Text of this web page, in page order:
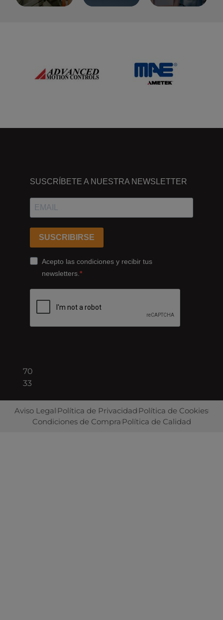
ESTAMOS
Passeig
Ferrocarrils
Catalans
178,
Cornellà
Barcelona
70
33
SUSCRÍBETE A NUESTRA NEWSLETTER
SUSCRIBIRSE
Acepto las condiciones y recibir tus
newsletters.
Aviso Legal Política de Privacidad Política de Cookies
Condiciones de Compra Política de Calidad